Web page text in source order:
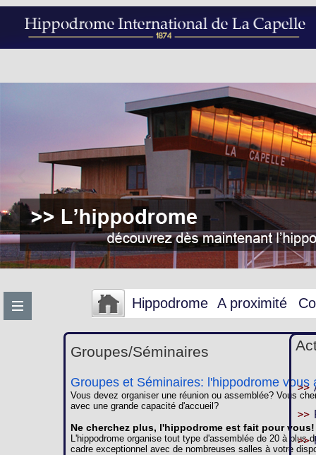
Hippodrome A proximité
Groupes/Séminaires
Groupes et Séminaires: l'hippodrome vous
Vous devez organiser une réunion ou assemblée? Vous
avec une grande capacité d'accueil?
Ne cherchez plus, l'hippodrome est fait pour vous!
L'hippodrome organise tout type d'assemblée de 20 à plus
cadre exceptionnel avec de nombreuses salles à votre